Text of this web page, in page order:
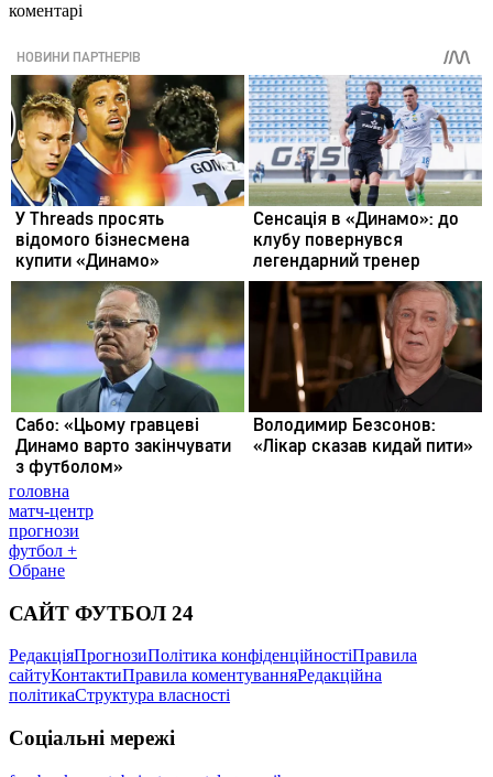
коментарі
головна
матч-центр
прогнози
футбол +
Обране
САЙТ ФУТБОЛ 24
РедакціяПрогнозиПолітика конфіденційностіПравила
сайтуКонтактиПравила коментуванняРедакційна
політикаСтруктура власності
Соціальні мережі